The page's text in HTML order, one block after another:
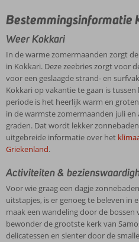
Bestemmingsinformatie
Weer Kokkari
In de warme zomermaanden zorgt
in Kokkari. Deze zeebries zorgt voor
voor een geslaagde strand- en
Kokkari op vakantie te gaan is
periode is het heerlijk warm en
in de warmste zomermaanden juli
graden. Dat wordt lekker
uitgebreide informatie over het
Griekenland.
Activiteiten &
Voor wie graag een dagje
uitstapjes, is er genoeg te beleven in
maak een wandeling door de bossen
bewonder de grootste kerk van
delicatessen en slenter door de